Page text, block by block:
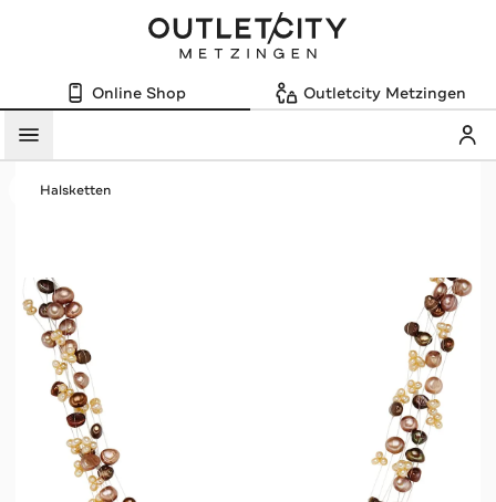
Online Shop Outletcity Metzingen
Menü
Halsketten